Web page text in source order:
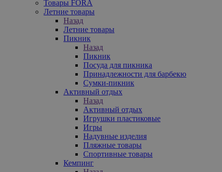
Товары FORA
Летние товары
Назад
Летние товары
Пикник
Назад
Пикник
Посуда для пикника
Принадлежности для барбекю
Сумки-пикник
Активный отдых
Назад
Активный отдых
Игрушки пластиковые
Игры
Надувные изделия
Пляжные товары
Спортивные товары
Кемпинг